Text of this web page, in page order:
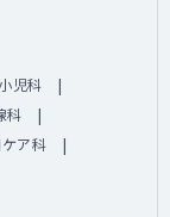
小児科
科
ア科